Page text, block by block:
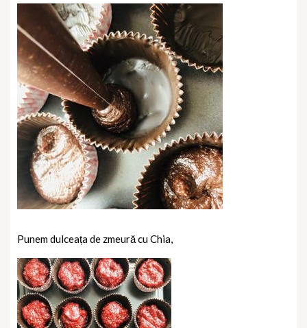
Punem dulceața de zmeură cu Chia,